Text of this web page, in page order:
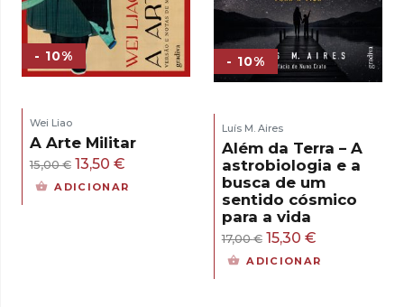
- 10%
Wei Liao
A Arte Militar
15,00€ O
preço
13,50 €
preço
ADICIONAR
- 10%
Luís M. Aires
Além da Terra – A
astrobiologia e a
busca de um
sentido cósmico
para a vida
17,00€ O
preço
15,30 €O
preço
ADICIONAR